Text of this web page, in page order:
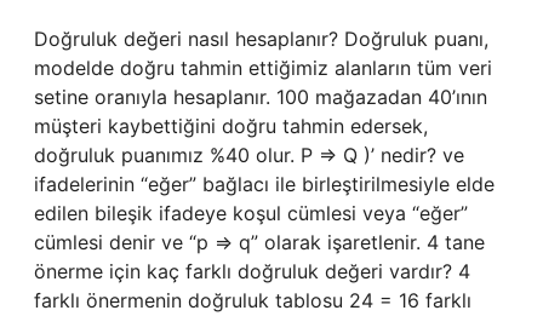
Doğruluk değeri nasıl hesaplanır? Doğruluk puanı,
modelde doğru tahmin ettiğimiz alanların tüm veri
setine oranıyla hesaplanır. 100 mağazadan 40’ının
müşteri kaybettiğini doğru tahmin edersek,
doğruluk puanımız %40 olur. P ⇒ Q )’ nedir? ve
ifadelerinin “eğer” bağlacı ile birleştirilmesiyle elde
edilen bileşik ifadeye koşul cümlesi veya “eğer”
cümlesi denir ve “p ⇒ q” olarak işaretlenir. 4 tane
önerme için kaç farklı doğruluk değeri vardır? 4
farklı önermenin doğruluk tablosu 24 = 16 farklı